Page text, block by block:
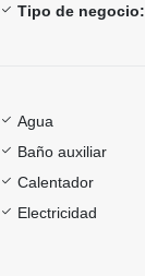
Tipo de negocio:
Agua
Baño auxiliar
Calentador
Electricidad